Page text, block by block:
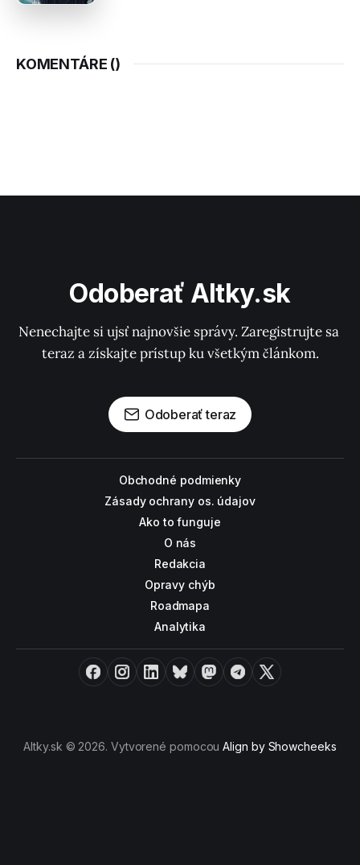
KOMENTÁRE ()
Odoberať Altky.sk
Nenechajte si ujsť najnovšie správy. Zaregistrujte sa
teraz a získajte prístup ku všetkým článkom.
Odoberať teraz
Obchodné podmienky
Zásady ochrany os. údajov
Ako to funguje
O nás
Redakcia
Opravy chýb
Roadmapa
Analytika
Facebook
InstagramLinkedInBlueskyMastodon
Telegram
X
Altky.sk © 2026. Vytvorené pomocouAlign by Showcheeks